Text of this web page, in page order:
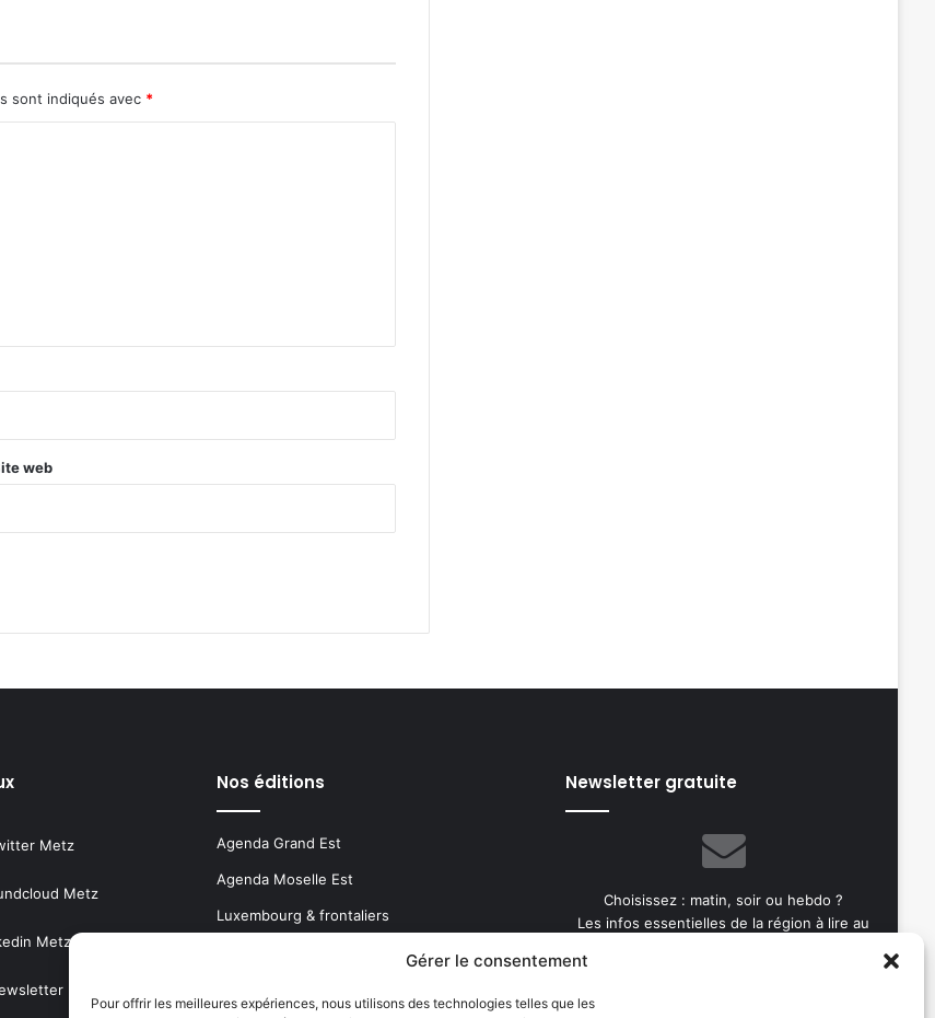
Gérer le consentement
Pour offrir les meilleures expériences, nous utilisons des technologies telles que les
sont indiqués avec *
web
Metz
Metz
Metz
Metz
Nos éditions
Agenda Grand Est
Agenda Moselle Est
Luxembourg & frontaliers
Newsletter gratuite
Choisissez : matin, soir ou hebdo ?
Les infos essentielles de la région à lire au
votre